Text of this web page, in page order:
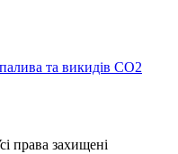
та викидів СО2
права захищені